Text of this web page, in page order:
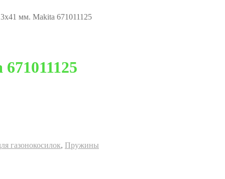
мм. Makita 671011125
газонокосилок, Пружины